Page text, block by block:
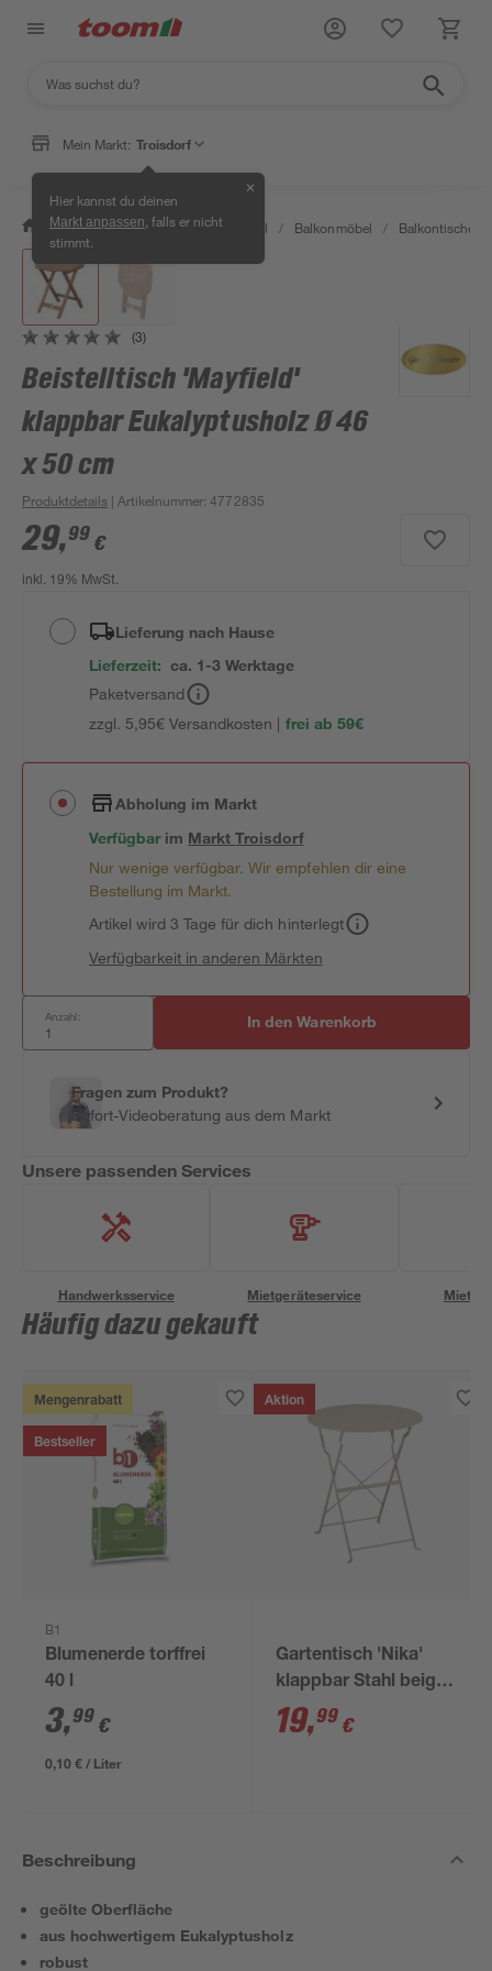
Mein Markt: Troisdorf
Hier kannst du deinen
Markt anpassen , falls er nicht
stimmt.
✕
/ Garten & Freizeit / Gartenmöbel / Balkonmöbel / Balkontische
(3)
Beistelltisch 'Mayfield'
klappbar Eukalyptusholz Ø 46
x 50 cm
Produktdetails | Artikelnummer:4772835
29,99 €
inkl. 19% MwSt.
Lieferung nach Hause
Lieferzeit: ca. 1-3 Werktage
Paketversand
zzgl. 5,95€ Versandkosten | frei ab 59€
Abholung im Markt
Verfügbar im MarktTroisdorf
Nur wenige verfügbar. Wir empfehlen dir eine
Bestellung im Markt.
Artikel wird 3 Tage für dich hinterlegt
Verfügbarkeit in anderen Märkten
Anzahl: In den Warenkorb
Fragen zum Produkt?
Sofort-Videoberatung aus dem Markt
Unsere passenden Services
Handwerksservice Mietgeräteservice
Häufig dazu gekauft
Mengenrabatt
Bestseller
B1
Blumenerde torffrei
40 l
3,99 €
0,10 € / Liter
Aktion
Gartentisch 'Nika'
klappbar Stahl beige
Ø 60 x 70 cm
19,99 €
Beschreibung
geölte Oberfläche
aus hochwertigem Eukalyptusholz
robust